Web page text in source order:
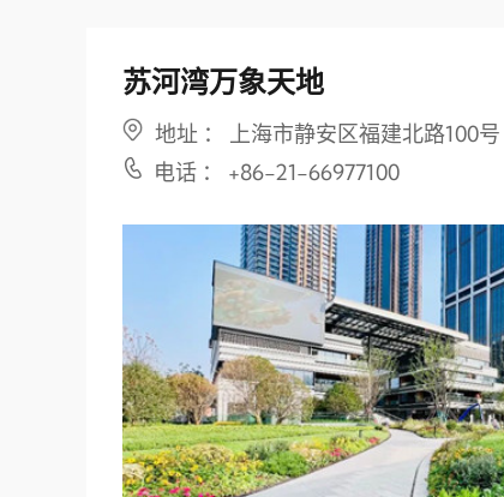
苏河湾万象天地
地址 ： 上海市静安区福建北路100号
电话 ： +86-21-66977100